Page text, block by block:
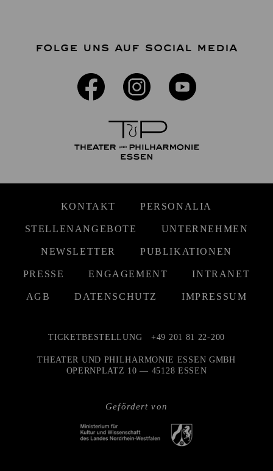
FOLGE UNS AUF SOCIAL MEDIA
KONTAKT PERSONALIA
STELLENANGEBOTE UNTERNEHMEN
NEWSLETTER PUBLIKATIONEN
PRESSE ENGAGEMENT INTRANET
AGB DATENSCHUTZ IMPRESSUM
Gefördert von
TICKETBESTELLUNG +49 201 81 22-200
THEATER UND PHILHARMONIE ESSEN GMBH
OPERNPLATZ 10 — 45128 ESSEN